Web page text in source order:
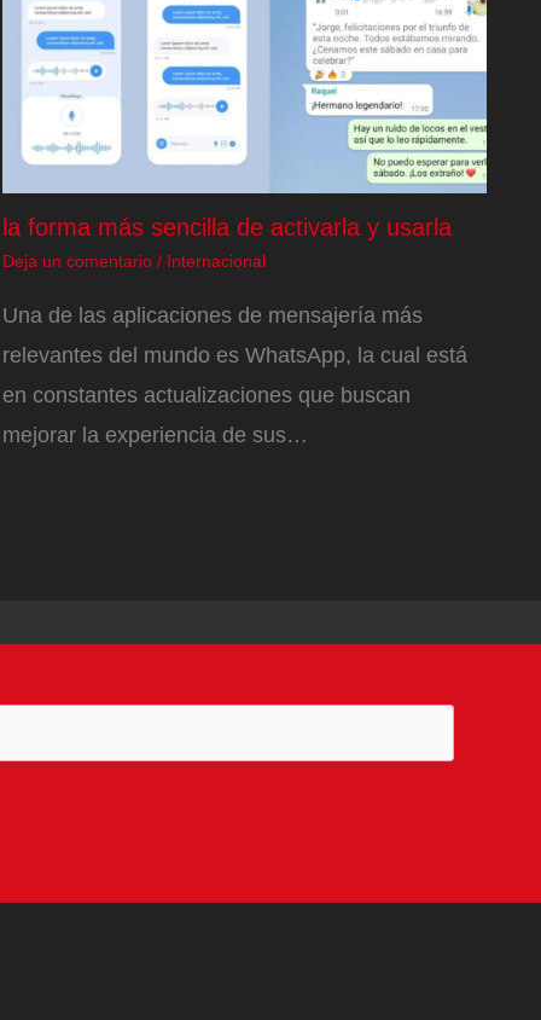
la forma más sencilla de activarla y usarla
Deja un comentario / Internacional
Una de las aplicaciones de mensajería más
relevantes del mundo es WhatsApp, la cual está
en constantes actualizaciones que buscan
mejorar la experiencia de sus…